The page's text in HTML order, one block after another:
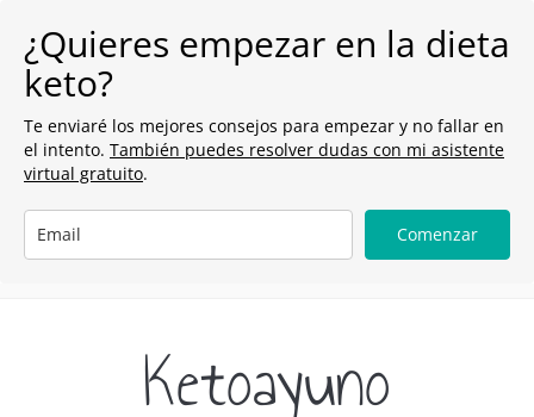
¿Quieres empezar en la dieta
keto?
Te enviaré los mejores consejos para empezar y no fallar en
el intento. También puedes resolver dudas con mi asistente
virtual gratuito.
Comenzar
Ketoayuno